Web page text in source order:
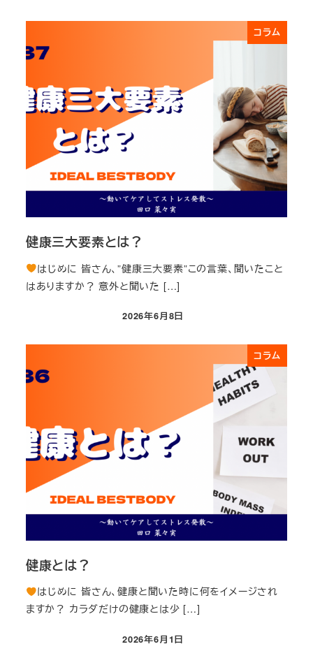
コラム
健康三大要素とは？
はじめに 皆さん、”健康三大要素”この言葉、聞いたこと
はありますか？ 意外と聞いた […]
投稿日
2026年6月8日
コラム
健康とは？
はじめに 皆さん、健康と聞いた時に何をイメージされ
ますか？ カラダだけの健康とは少 […]
投稿日
2026年6月1日